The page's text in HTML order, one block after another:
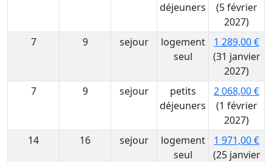
déjeuners
(5 février
2027)
7
9 sejour
logement
seul
1 289,00 €
(31 janvier
2027)
7
9 sejour
petits
déjeuners
2 068,00 €
(1 février
2027)
14
16 sejour
logement
seul
1 971,00 €
(25 janvier